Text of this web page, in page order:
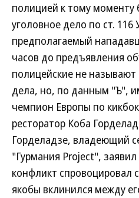
полицией к тому
уголовное дело по ст.
предполагаемый
часов до предъявления
полицейские не
дела, но, по данным "Ъ",
чемпион Европы по
ресторатор Коба
Горделадзе, владеющий
"Гурмания Project",
конфликт спровоцировал
якобы вклинился между